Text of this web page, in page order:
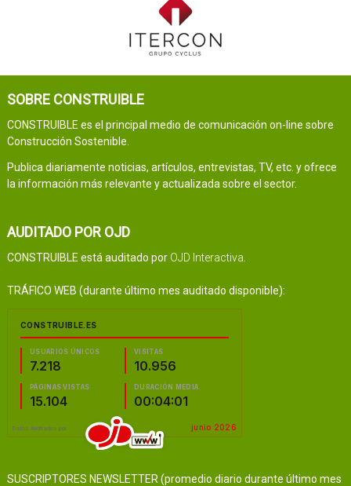
SOBRE CONSTRUIBLE
CONSTRUIBLE es el principal medio de comunicación on-line sobre
Construcción Sostenible.
Publica diariamente noticias, artículos, entrevistas, TV, etc. y ofrece
la información más relevante y actualizada sobre el sector.
AUDITADO POR OJD
CONSTRUIBLE está auditado por OJD Interactiva
TRÁFICO WEB (durante último mes auditado disponible):
SUSCRIPTORES NEWSLETTER (promedio diario durante último mes